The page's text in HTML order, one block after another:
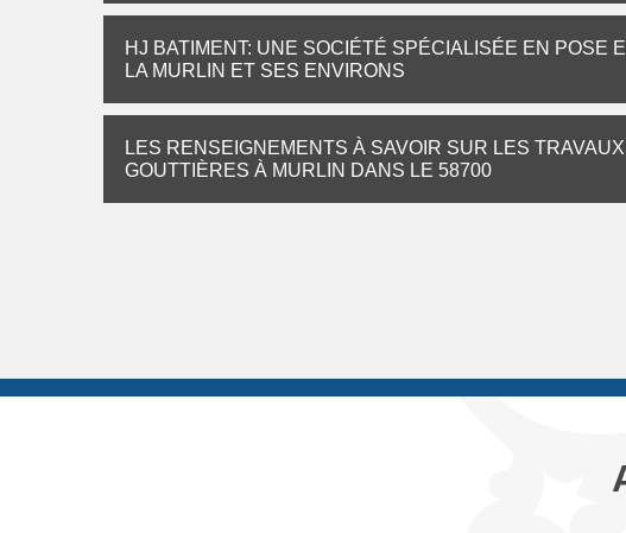
HJ BATIMENT: UNE SOCIÉTÉ SPÉCIALISÉE EN POSE
LA MURLIN ET SES ENVIRONS
LES RENSEIGNEMENTS À SAVOIR SUR LES
GOUTTIÈRES À MURLIN DANS LE 58700